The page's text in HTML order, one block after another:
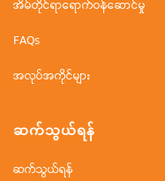
အိမ်တိုင်ရာရောက်ဝန်ဆောင်မှု
FAQs
အလုပ်အကိုင်များ
ဆက်သွယ်ရန်
ဆက်သွယ်ရန်